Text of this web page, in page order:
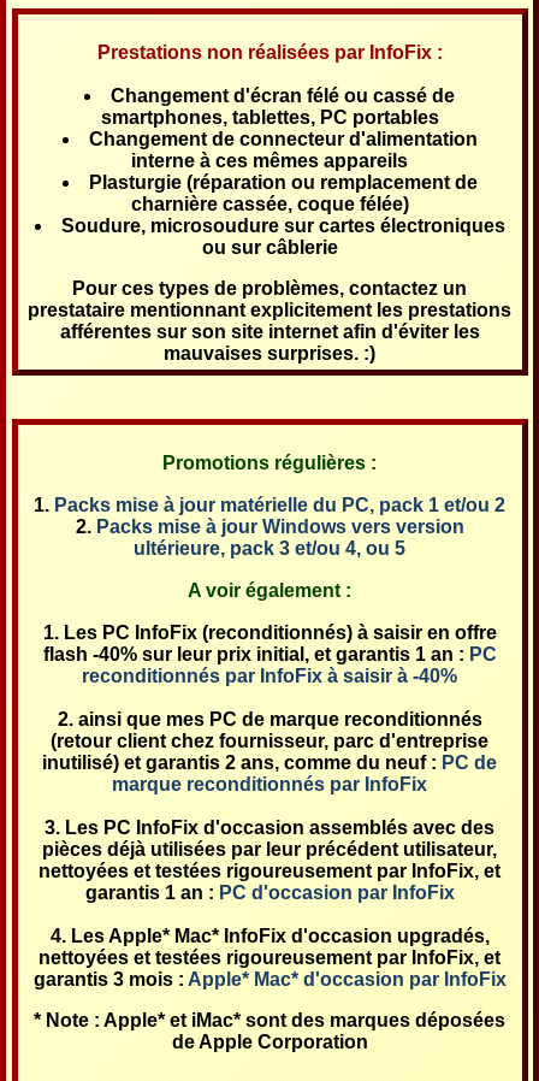
Prestations non réalisées par InfoFix :
Changement d'écran félé ou cassé de
smartphones, tablettes, PC portables
Changement de connecteur d'alimentation
interne à ces mêmes appareils
Plasturgie (réparation ou remplacement de
charnière cassée, coque félée)
Soudure, microsoudure sur cartes électroniques
ou sur câblerie
Pour ces types de problèmes, contactez un
prestataire mentionnant explicitement les prestations
afférentes sur son site internet afin d'éviter les
mauvaises surprises. :)
Promotions régulières :
Packs mise à jour matérielle du PC, pack 1 et/ou 2
Packs mise à jour Windows vers version
ultérieure, pack 3 et/ou 4, ou 5
A voir également :
Les PC InfoFix (reconditionnés) à saisir en offre
flash -40% sur leur prix initial, et garantis 1 an : PC
reconditionnés par InfoFix à saisir à -40%
ainsi que mes PC de marque reconditionnés
(retour client chez fournisseur, parc d'entreprise
inutilisé) et garantis 2 ans, comme du neuf : PC de
marque reconditionnés par InfoFix
Les PC InfoFix d'occasion assemblés avec des
pièces déjà utilisées par leur précédent utilisateur,
nettoyées et testées rigoureusement par InfoFix, et
garantis 1 an : PC d'occasion par InfoFix
Les Apple* Mac* InfoFix d'occasion upgradés,
nettoyées et testées rigoureusement par InfoFix, et
garantis 3 mois : Apple* Mac* d'occasion par InfoFix
* Note : Apple* et iMac* sont des marques déposées
de Apple Corporation